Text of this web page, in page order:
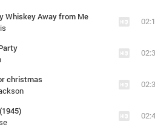
Whiskey Away from Me
christmas